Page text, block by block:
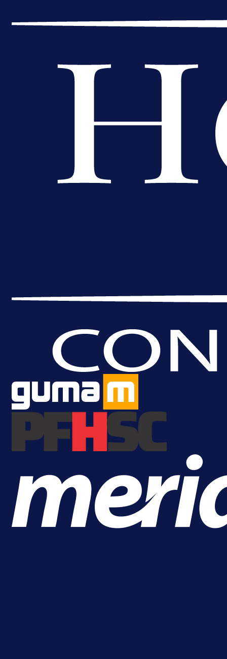
Lukić seli u Bundesligu? Dva
reprezentativca!
2 dan 1 h